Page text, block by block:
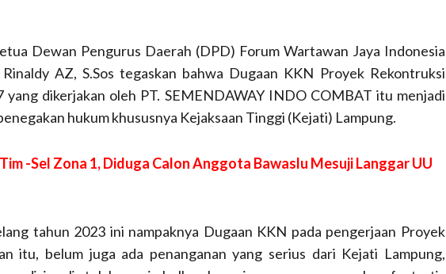
Dewan Pengurus Daerah (DPD) Forum Wartawan Jaya Indonesia
AZ, S.Sos tegaskan bahwa Dugaan KKN Proyek Rekontruksi
dikerjakan oleh PT. SEMENDAWAY INDO COMBAT itu menjadi
hukum khususnya Kejaksaan Tinggi (Kejati) Lampung.
-Sel Zona 1, Diduga Calon Anggota Bawaslu Mesuji Langgar UU
tahun 2023 ini nampaknya Dugaan KKN pada pengerjaan Proyek
itu, belum juga ada penanganan yang serius dari Kejati Lampung,